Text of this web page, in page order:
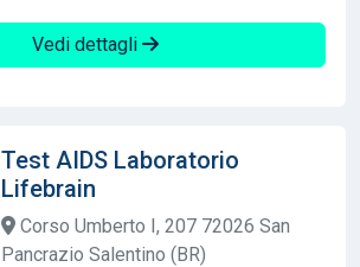
Vedi dettagli
Test AIDS Laboratorio
Lifebrain
Corso Umberto I, 207 72026 San
Pancrazio Salentino (BR)